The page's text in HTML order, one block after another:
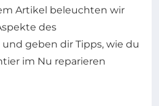
Artikel beleuchten wir
des
geben dir Tipps, wie du
im Nu reparieren